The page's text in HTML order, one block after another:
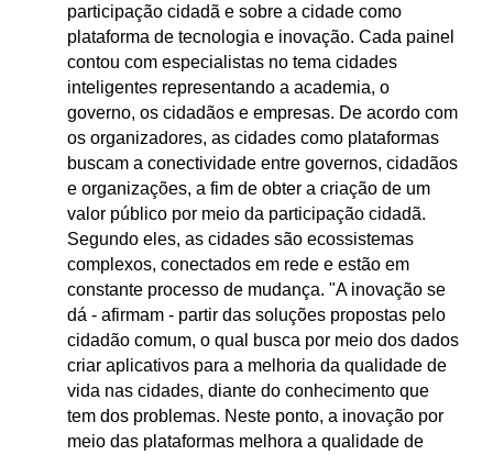
participação cidadã e sobre a cidade como
plataforma de tecnologia e inovação. Cada painel
contou com especialistas no tema cidades
inteligentes representando a academia, o
governo, os cidadãos e empresas. De acordo com
os organizadores, as cidades como plataformas
buscam a conectividade entre governos, cidadãos
e organizações, a fim de obter a criação de um
valor público por meio da participação cidadã.
Segundo eles, as cidades são ecossistemas
complexos, conectados em rede e estão em
constante processo de mudança. "A inovação se
dá - afirmam - partir das soluções propostas pelo
cidadão comum, o qual busca por meio dos dados
criar aplicativos para a melhoria da qualidade de
vida nas cidades, diante do conhecimento que
tem dos problemas. Neste ponto, a inovação por
meio das plataformas melhora a qualidade de